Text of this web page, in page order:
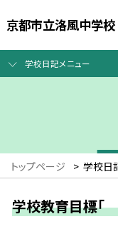
京都市立洛風中学校
学校日記メニュー
トップページ > 学校日
学校教育目標